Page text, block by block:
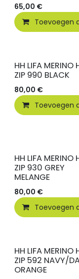
65,00 €
Toevoegen
HH LIFA MERINO
ZIP 990 BLACK
80,00 €
Toevoegen
HH LIFA MERINO
ZIP 930 GREY
MELANGE
80,00 €
Toevoegen
HH LIFA MERINO
ZIP 592 NAVY/
ORANGE